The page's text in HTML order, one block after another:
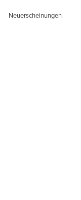
Neuerscheinungen